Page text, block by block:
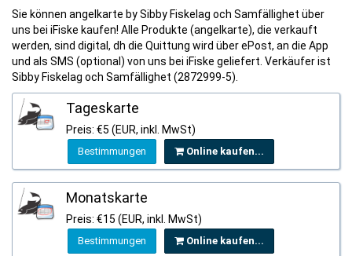
Sie können angelkarte by Sibby Fiskelag och Samfällighet über
uns bei iFiske kaufen! Alle Produkte (angelkarte), die verkauft
werden, sind digital, dh die Quittung wird über ePost, an die App
und als SMS (optional) von uns bei iFiske geliefert. Verkäufer ist
Sibby Fiskelag och Samfällighet (2872999-5).
Tageskarte
Preis: €5 (EUR, inkl. MwSt)
Bestimmungen Online kaufen...
Monatskarte
Preis: €15 (EUR, inkl. MwSt)
Bestimmungen Online kaufen...